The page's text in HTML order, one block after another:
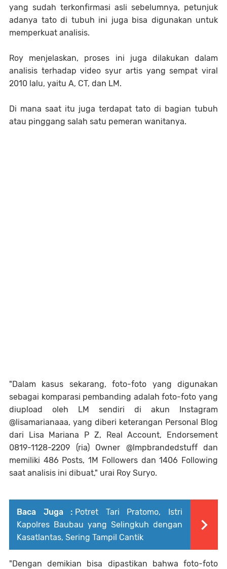
yang sudah terkonfirmasi asli sebelumnya, petunjuk
adanya tato di tubuh ini juga bisa digunakan untuk
memperkuat analisis.
Roy menjelaskan, proses ini juga dilakukan dalam
analisis terhadap video syur artis yang sempat viral
2010 lalu, yaitu A, CT, dan LM.
Di mana saat itu juga terdapat tato di bagian tubuh
atau pinggang salah satu pemeran wanitanya.
"Dalam kasus sekarang, foto-foto yang digunakan
sebagai komparasi pembanding adalah foto-foto yang
diupload oleh LM sendiri di akun Instagram
@lisamarianaaa, yang diberi keterangan Personal Blog
dari Lisa Mariana P Z, Real Account, Endorsement
0819-1128-2209 (ria) Owner @lmpbrandedstuff dan
memiliki 486 Posts, 1M Followers dan 1406 Following
saat analisis ini dibuat," urai Roy Suryo.
Baca Juga : Potret Tari Pratomo, Istri
Kapolres Baubau yang Selingkuh dengan
Kasatlantas, Sering Tampil Cantik
"Dengan demikian bisa dipastikan bahwa foto-foto